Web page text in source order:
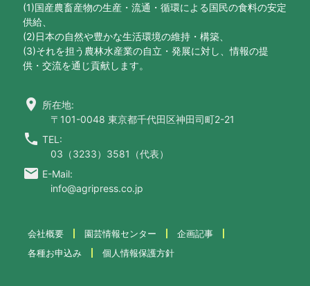
(1)国産農畜産物の生産・流通・循環による国民の食料の安定
供給、
(2)日本の自然や豊かな生活環境の維持・構築、
(3)それを担う農林水産業の自立・発展に対し、情報の提
供・交流を通じ貢献します。
location_on 所在地:
〒101-0048 東京都千代田区神田司町2-21
call TEL:
03（3233）3581（代表）
email E-Mail:
info@agripress.co.jp
会社概要 園芸情報センター
企画記事
各種お申込み
個人情報保護方針